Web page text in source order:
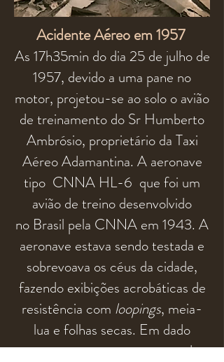
Acidente Aéreo em 1957
As 17h35min do dia 25 de julho de
1957, devido a uma pane no
motor, projetou-se ao solo o avião
de treinamento do Sr Humberto
Ambrósio, proprietário da Taxi
Aéreo Adamantina. A aeronave
tipo CNNA HL-6 que foi um
avião de treino desenvolvido
no Brasil pela CNNA em 1943. A
aeronave estava sendo testada e
sobrevoava os céus da cidade,
fazendo exibições acrobáticas de
resistência com loopings, meia-
lua e folhas secas. Em dado
momento, a poucos metros do